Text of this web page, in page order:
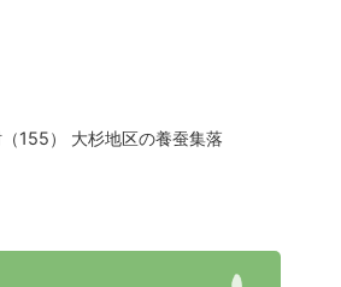
155） 大杉地区の養蚕集落